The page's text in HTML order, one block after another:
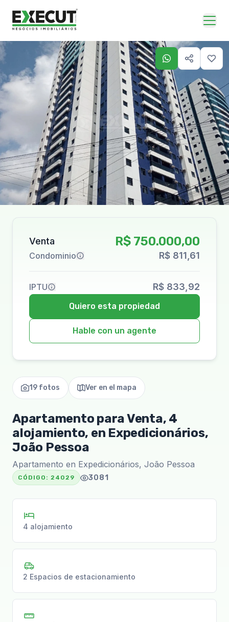
19 fotos Ver en el mapa
Apartamento para Venta, 4
alojamiento, en Expedicionários,
João Pessoa
Apartamento en Expedicionários, João Pessoa
CÓDIGO: 24029 3081
4 alojamiento
2 Espacios de estacionamiento
Venta R$ 750.000,00
Condominio R$ 811,61
IPTU R$ 833,92
Quiero esta propiedad
Hable con un agente